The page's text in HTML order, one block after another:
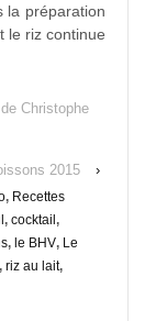
préparation
le riz continue
Christophe
2015
›
, Recettes
, cocktail ,
, le BHV, Le
, riz au lait,